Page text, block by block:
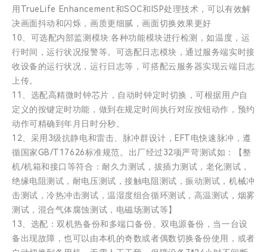
用TrueLife Enhancement和SOC和ISP处理技术，可以有效解
决画面抖动和闪烁，画质更细腻，画面切换效果更好
10、可选配内部监测模块:各种功能模块进行检测，如温度，运
行时间，运行状况报警等。可选配日志模块，通过服务端实时接
收设备的运行状况，运行日志等，可搭配云服务器实现云端日志
上传。
11、选配高精微时钟芯片，自动时钟定时切换，可根据用户自
定义的按键定时功能，做到在规定时间执行对应按钮动作，预约
动作可精确到年月日时分秒。
12、采用3级抗静电和雷击、脉冲群设计，EFT电快速脉冲，遵
循国家GB/T17626标准规范。出厂经过32项严苛测试如：【整
机/机箱和接口等符合：耐久力测试，拔插力测试，老化测试，
绝缘电阻测试，耐电压测试，接触电阻测试，振动测试，机械冲
击测试，冷热冲击测试，温湿度组合循环测试，高温测试，烟雾
测试，混合气体腐蚀测试，电磁场测试等】
13、选配：双机热备份和多端口备份、双电源备份，当一台设
备出现故障，也可以由本机的奇数或者偶数切换备份使用，或者